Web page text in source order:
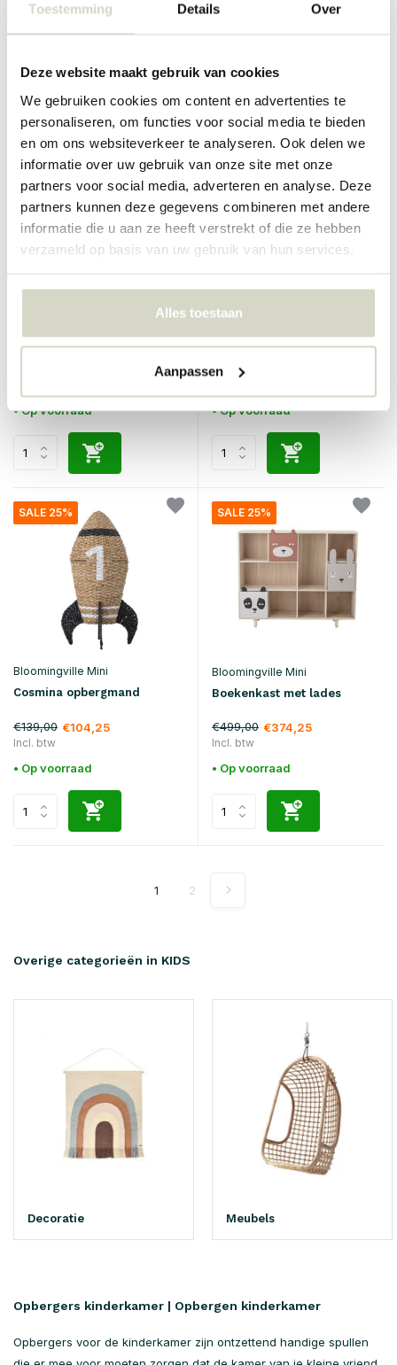
Toestemming Details Over
Deze website maakt gebruik van cookies
We gebruiken cookies om content en advertenties te
personaliseren, om functies voor social media te bieden
en om ons websiteverkeer te analyseren. Ook delen we
informatie over uw gebruik van onze site met onze
partners voor social media, adverteren en analyse. Deze
partners kunnen deze gegevens combineren met andere
informatie die u aan ze heeft verstrekt of die ze hebben
verzameld op basis van uw gebruik van hun services.
Alles toestaan
Aanpassen
Incl. btw
• Op voorraad
Incl. btw
SALE 25%
• Op voorraad
SALE 25%
Opbergmand paddenstoel
met deksel
€159,00
• Op voorraad
SALE 25%
Bloomingville Mini
Cosmina opbergmand
€139,00 €104,25
Incl. btw
• Op voorraad
SALE 25%
Bloomingville Mini
Boekenkast met lades
€499,00 €374,25
Incl. btw
• Op voorraad
1 2
Overige categorieën in KIDS
Decoratie Meubels
Opbergers kinderkamer | Opbergen kinderkamer
Opbergers voor de kinderkamer zijn ontzettend handige spullen